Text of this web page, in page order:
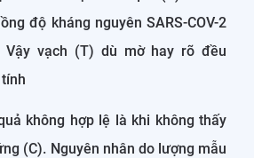
độ kháng nguyên SARS-COV-2
Vậy vạch (T) dù mờ hay rõ đều
không hợp lệ là khi không thấy
(C). Nguyên nhân do lượng mẫu